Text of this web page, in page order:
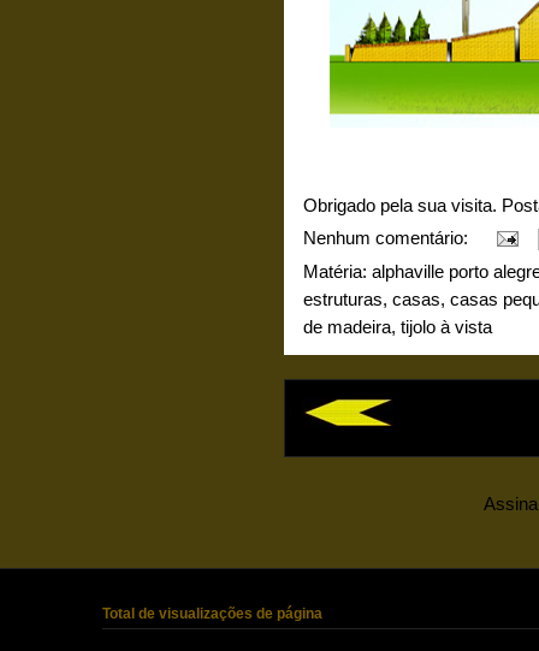
Obrigado pela sua visita.
Nenhum comentário:
Matéria: alphaville porto
estruturas, casas, casas
de madeira, tijolo à vista
Total de visualizações de página